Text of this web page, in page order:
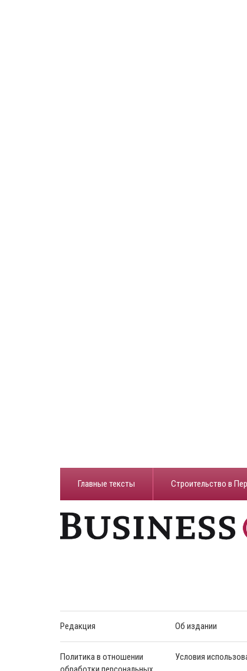
Главные тексты Строительство в
Редакция Об издании
Политика в отношении
Условия